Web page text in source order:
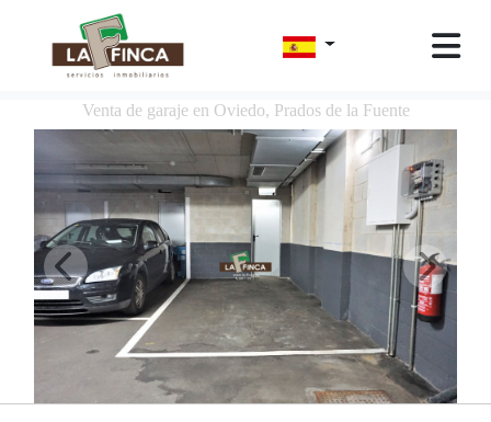
Venta de garaje en Oviedo, Prados de la Fuente